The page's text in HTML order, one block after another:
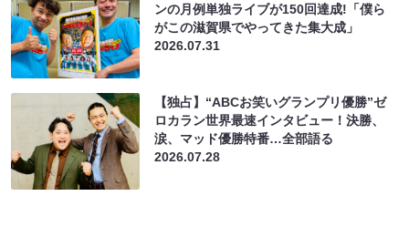
ンの月例単独ライブが150回達成!「僕ら
がこの滋賀県でやってきた集大成」
2026.07.31
【独占】“ABCお笑いグランプリ優勝”ゼ
ロカラン世界最速インタビュー！決勝、
涙、マッド優勝特番…全部語る
2026.07.28